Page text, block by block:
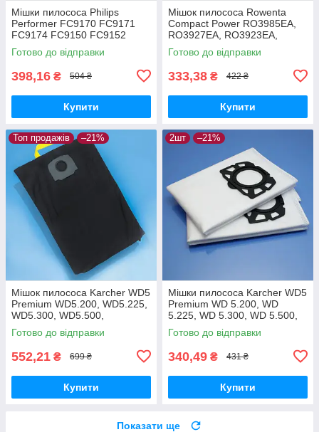
Мішки пилососа Philips
Performer FC9170 FC9171
FC9174 FC9150 FC9152
FC9160 FC9162 FC9166
FC9173 FC9175 FC9176
Готово до відправки
398,16 ₴ 504 ₴
Купити
Мішок пилососа Rowenta
Compact Power RO3985EA,
RO3927EA, RO3923EA,
RO3953EA, RO3969EA
багаторазовий
Готово до відправки
333,38 ₴ 422 ₴
Купити
Топ продажів –21%
Мішок пилососа Karcher WD5
Premium WD5.200, WD5.225,
WD5.300, WD5.500,
WD5.470, WD5.260,
WD5.400, WD5.450
Готово до відправки
552,21 ₴ 699 ₴
Купити
2шт –21%
Мішки пилососа Karcher WD5
Premium WD 5.200, WD
5.225, WD 5.300, WD 5.500,
WD 5.470, WD 5.260, WD
5.400, WD 5.450, WD 5.220 -
Готово до відправки
340,49 ₴ 431 ₴
Купити
Показати ще